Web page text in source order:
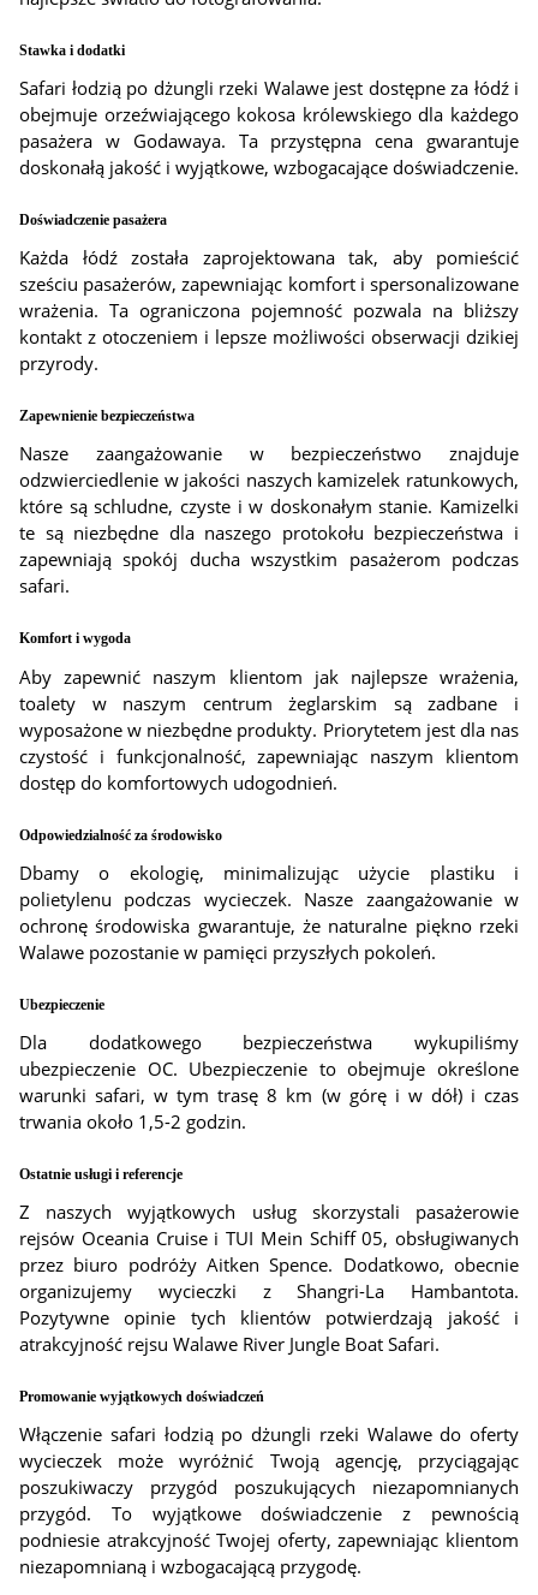
Stawka i dodatki
Safari łodzią po dżungli rzeki Walawe jest dostępne za łódź i
obejmuje orzeźwiającego kokosa królewskiego dla każdego
pasażera w Godawaya. Ta przystępna cena gwarantuje
doskonałą jakość i wyjątkowe, wzbogacające doświadczenie.
Doświadczenie pasażera
Każda łódź została zaprojektowana tak, aby pomieścić
sześciu pasażerów, zapewniając komfort i spersonalizowane
wrażenia. Ta ograniczona pojemność pozwala na bliższy
kontakt z otoczeniem i lepsze możliwości obserwacji dzikiej
przyrody.
Zapewnienie bezpieczeństwa
Nasze zaangażowanie w bezpieczeństwo znajduje
odzwierciedlenie w jakości naszych kamizelek ratunkowych,
które są schludne, czyste i w doskonałym stanie. Kamizelki
te są niezbędne dla naszego protokołu bezpieczeństwa i
zapewniają spokój ducha wszystkim pasażerom podczas
safari.
Komfort i wygoda
Aby zapewnić naszym klientom jak najlepsze wrażenia,
toalety w naszym centrum żeglarskim są zadbane i
wyposażone w niezbędne produkty. Priorytetem jest dla nas
czystość i funkcjonalność, zapewniając naszym klientom
dostęp do komfortowych udogodnień.
Odpowiedzialność za środowisko
Dbamy o ekologię, minimalizując użycie plastiku i
polietylenu podczas wycieczek. Nasze zaangażowanie w
ochronę środowiska gwarantuje, że naturalne piękno rzeki
Walawe pozostanie w pamięci przyszłych pokoleń.
Ubezpieczenie
Dla dodatkowego bezpieczeństwa wykupiliśmy
ubezpieczenie OC. Ubezpieczenie to obejmuje określone
warunki safari, w tym trasę 8 km (w górę i w dół) i czas
trwania około 1,5-2 godzin.
Ostatnie usługi i referencje
Z naszych wyjątkowych usług skorzystali pasażerowie
rejsów Oceania Cruise i TUI Mein Schiff 05, obsługiwanych
przez biuro podróży Aitken Spence. Dodatkowo, obecnie
organizujemy wycieczki z Shangri-La Hambantota.
Pozytywne opinie tych klientów potwierdzają jakość i
atrakcyjność rejsu Walawe River Jungle Boat Safari.
Promowanie wyjątkowych doświadczeń
Włączenie safari łodzią po dżungli rzeki Walawe do oferty
wycieczek może wyróżnić Twoją agencję, przyciągając
poszukiwaczy przygód poszukujących niezapomnianych
przygód. To wyjątkowe doświadczenie z pewnością
podniesie atrakcyjność Twojej oferty, zapewniając klientom
niezapomnianą i wzbogacającą przygodę.